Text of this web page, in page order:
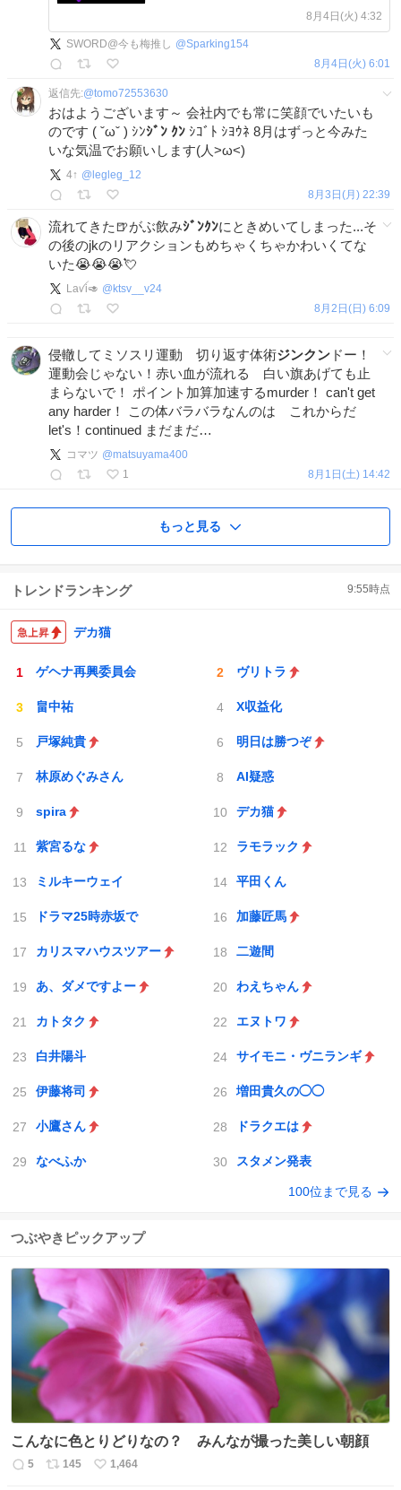
8月4日(火) 4:32
SWORD@今も梅推し @Sparking154
8月4日(火) 6:01
返信先:@tomo72553630
おはようございます～ 会社内でも常に笑顔でいたいも
のです ( ˇωˇ ) ｼﾝｼﾞﾝ ｸﾝ ｼｺﾞﾄ ｼﾖｳﾈ 8月はずっと今みた
いな気温でお願いします(人>ω<)
4↑ @ legleg_12
8月3日(月) 22:39
流れてきた🍺がぶ飲みｼﾞﾝｸﾝにときめいてしまった...そ
の後のjkのリアクションもめちゃくちゃかわいくてな
いた😭😭😭💘
Laꪜi🥑 @ ktsv__v24
8月2日(日) 6:09
侵轍してミソスリ運動 切り返す体術ジンクン ドー！
運動会じゃない！赤い血が流れる 白い旗あげても止
まらないで！ ポイント加算加速するmurder！ can't get
any harder！ この体バラバラなんのは これからだ
let's！continued まだまだ…
コマツ @matsuyama400
1
8月1日(土) 14:42
もっと見る
トレンドランキング 9:55時点
デカ猫
ゲヘナ再興委員会 ヴリトラ
畠中祐 X収益化
戸塚純貴 明日は勝つぞ
林原めぐみさん AI疑惑
spira デカ猫
紫宮るな ラモラック
ミルキーウェイ 平田くん
ドラマ25時赤坂で 加藤匠馬
カリスマハウスツアー 二遊間
あ、ダメですよー わえちゃん
カトタク エヌトワ
白井陽斗 サイモニ・ヴニランギ
伊藤将司 増田貴久の◯◯
小鷹さん ドラクエは
なべふか スタメン発表
100位まで見る
つぶやきピックアップ
こんなに色とりどりなの？ みんなが撮った美しい朝顔
返
5
リ
145
い
1,464